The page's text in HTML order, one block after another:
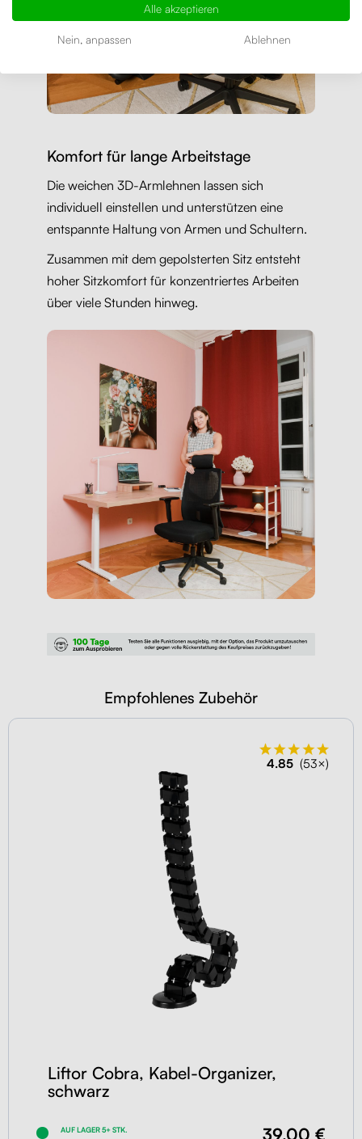
Komfort für lange Arbeitstage
Die weichen 3D-Armlehnen lassen sich
individuell einstellen und unterstützen eine
entspannte Haltung von Armen und Schultern.
Zusammen mit dem gepolsterten Sitz entsteht
hoher Sitzkomfort für konzentriertes Arbeiten
über viele Stunden hinweg.
Empfohlenes Zubehör
4.85 (53×)
Liftor Cobra, Kabel-Organizer,
schwarz
AUF LAGER 5+ STK. 39,00 €
Alle akzeptieren
Nein, anpassen Ablehnen